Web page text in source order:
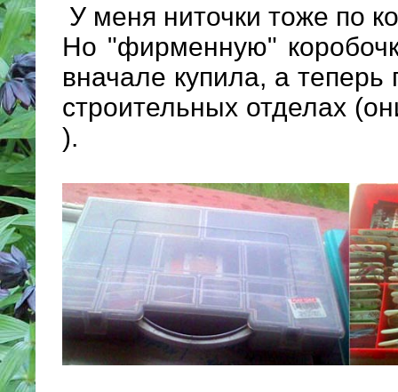
У меня ниточки тоже по
Но "фирменную"
вначале купила, а
строительных отделах
).